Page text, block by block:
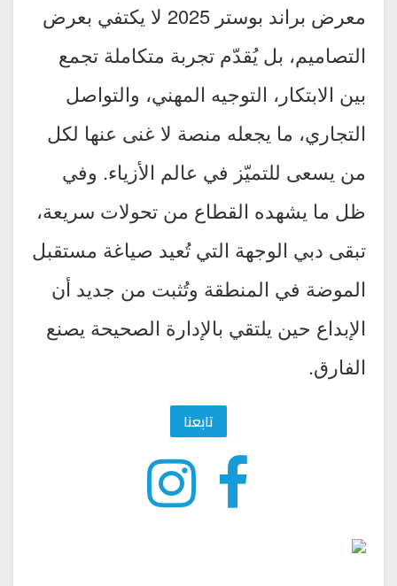
معرض براند بوستر 2025 لا يكتفي بعرض
التصاميم، بل يُقدّم تجربة متكاملة تجمع
بين الابتكار، التوجيه المهني، والتواصل
التجاري، ما يجعله منصة لا غنى عنها لكل
من يسعى للتميّز في عالم الأزياء. وفي
ظل ما يشهده القطاع من تحولات سريعة،
تبقى دبي الوجهة التي تُعيد صياغة مستقبل
الموضة في المنطقة وتُثبت من جديد أن
الإبداع حين يلتقي بالإدارة الصحيحة يصنع
الفارق.
تابعنا